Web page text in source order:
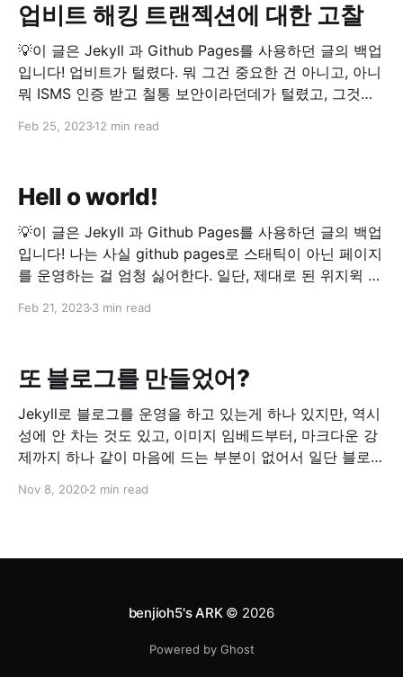
업비트 해킹 트랜젝션에 대한 고찰
💡이 글은 Jekyll 과 Github Pages를 사용하던 글의 백업
입니다! 업비트가 털렸다. 뭐 그건 중요한 건 아니고, 아니
뭐 ISMS 인증 받고 철통 보안이라던데가 털렸고, 그것도
더 낫겠지만, 어쨌든 정말로 흥분되는 일이긴 하다. 남의
Feb 25, 202312 min read
Hell o world!
💡이 글은 Jekyll 과 Github Pages를 사용하던 글의 백업
입니다! 나는 사실 github pages로 스태틱이 아닌 페이지
를 운영하는 걸 엄청 싫어한다. 일단, 제대로 된 위지윅 에
리고, 블로그 글을 쓸 때마다 커밋해야한다는 점이 엄청난
Feb 21, 20233 min read
또 블로그를 만들었어?
Jekyll로 블로그를 운영을 하고 있는게 하나 있지만, 역시
성에 안 차는 것도 있고, 이미지 임베드부터, 마크다운 강
제까지 하나 같이 마음에 드는 부분이 없어서 일단 블로그
옮기는 작업부터 해야하는데, 그건 귀찮아서 안 하고 있
Nov 8, 20202 min read
benjioh5's ARK© 2026
Powered by Ghost